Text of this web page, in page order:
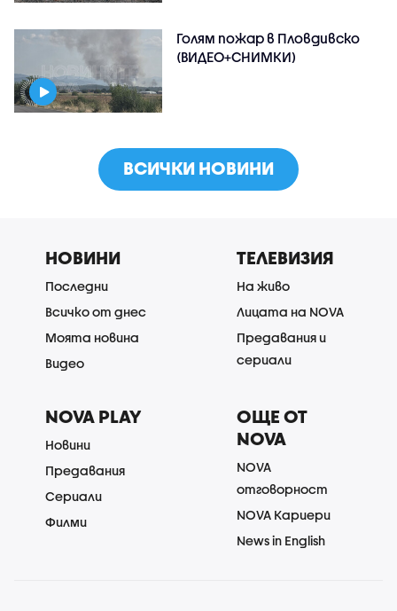
Голям пожар в Пловдивско
(ВИДЕО+СНИМКИ)
ВСИЧКИ НОВИНИ
НОВИНИ
Последни
Всичко от днес
Моята новина
Видео
ТЕЛЕВИЗИЯ
На живо
Лицата на NOVA
Предавания и
сериали
NOVA PLAY
Новини
Предавания
Сериали
Филми
ОЩЕ ОТ
NOVA
NOVA
отговорност
NOVA Кариери
News in English